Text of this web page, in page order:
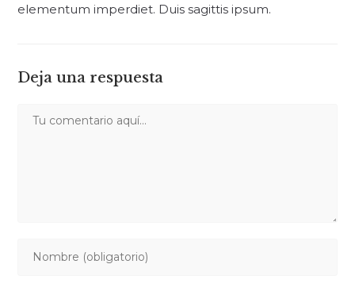
elementum imperdiet. Duis sagittis ipsum.
Deja una respuesta